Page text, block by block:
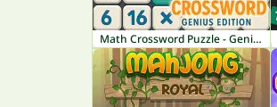
Math Crossword Puzzle - Genius Edition